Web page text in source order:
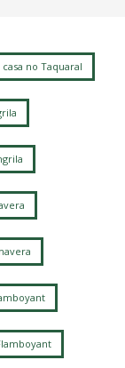
Conceicao
Jambeiro
Quirino
no Taquaral